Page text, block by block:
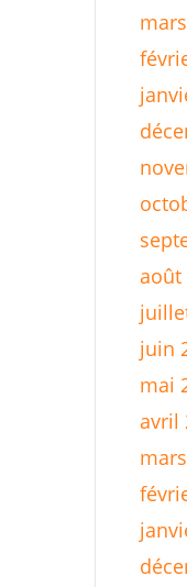
août
juin
mai
avril